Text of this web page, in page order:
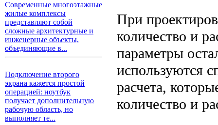
Современные многоэтажные
жилые комплексы
представляют собой
сложные архитектурные и
инженерные объекты,
объединяющие в...
Подключение второго
экрана кажется простой
операцией: ноутбук
получает дополнительную
рабочую область, но
выполняет те...
При
количество и
параметры
используются
расчета,
количество и